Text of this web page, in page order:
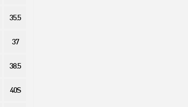
35.5
37
38.5
40S